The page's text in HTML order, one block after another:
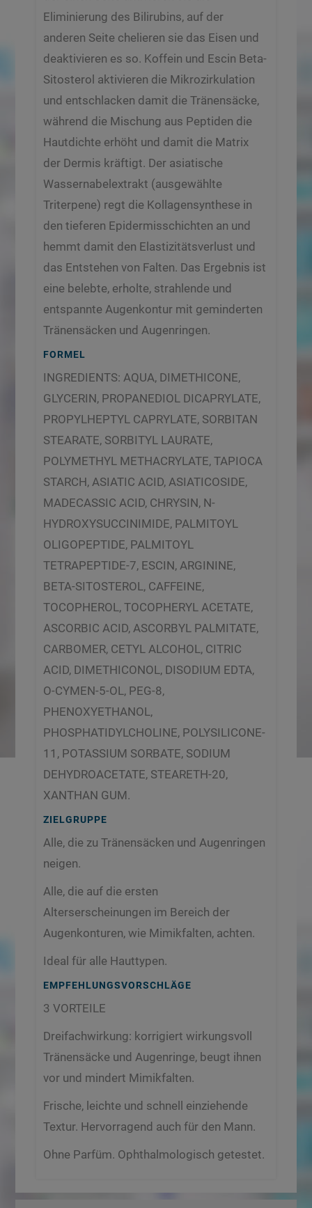
Eliminierung des Bilirubins, auf der
anderen Seite chelieren sie das Eisen und
deaktivieren es so. Koffein und Escin Beta-
Sitosterol aktivieren die Mikrozirkulation
und entschlacken damit die Tränensäcke,
während die Mischung aus Peptiden die
Hautdichte erhöht und damit die Matrix
der Dermis kräftigt. Der asiatische
Wassernabelextrakt (ausgewählte
Triterpene) regt die Kollagensynthese in
den tieferen Epidermisschichten an und
hemmt damit den Elastizitätsverlust und
das Entstehen von Falten. Das Ergebnis ist
eine belebte, erholte, strahlende und
entspannte Augenkontur mit geminderten
Tränensäcken und Augenringen.
FORMEL
INGREDIENTS: AQUA, DIMETHICONE,
GLYCERIN, PROPANEDIOL DICAPRYLATE,
PROPYLHEPTYL CAPRYLATE, SORBITAN
STEARATE, SORBITYL LAURATE,
POLYMETHYL METHACRYLATE, TAPIOCA
STARCH, ASIATIC ACID, ASIATICOSIDE,
MADECASSIC ACID, CHRYSIN, N-
HYDROXYSUCCINIMIDE, PALMITOYL
OLIGOPEPTIDE, PALMITOYL
TETRAPEPTIDE-7, ESCIN, ARGININE,
BETA-SITOSTEROL, CAFFEINE,
TOCOPHEROL, TOCOPHERYL ACETATE,
ASCORBIC ACID, ASCORBYL PALMITATE,
CARBOMER, CETYL ALCOHOL, CITRIC
ACID, DIMETHICONOL, DISODIUM EDTA,
O-CYMEN-5-OL, PEG-8,
PHENOXYETHANOL,
PHOSPHATIDYLCHOLINE, POLYSILICONE-
11, POTASSIUM SORBATE, SODIUM
DEHYDROACETATE, STEARETH-20,
XANTHAN GUM.
ZIELGRUPPE
Alle, die zu Tränensäcken und Augenringen
neigen.
Alle, die auf die ersten
Alterserscheinungen im Bereich der
Augenkonturen, wie Mimikfalten, achten.
Ideal für alle Hauttypen.
EMPFEHLUNGSVORSCHLÄGE
3 VORTEILE
Dreifachwirkung: korrigiert wirkungsvoll
Tränensäcke und Augenringe, beugt ihnen
vor und mindert Mimikfalten.
Frische, leichte und schnell einziehende
Textur. Hervorragend auch für den Mann.
Ohne Parfüm. Ophthalmologisch getestet.